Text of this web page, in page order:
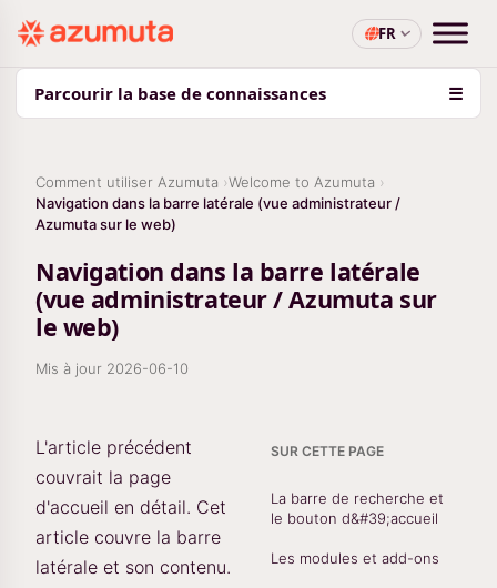
FR
Parcourir la base de connaissances ☰
Comment utiliser Azumuta
Welcome to Azumuta
Navigation dans la barre latérale (vue administrateur /
Azumuta sur le web)
Navigation dans la barre latérale
(vue administrateur / Azumuta sur
le web)
Mis à jour 2026-06-10
L'article précédent
couvrait la page
d'accueil en détail. Cet
article couvre la barre
latérale et son contenu.
SUR CETTE PAGE
La barre de recherche et
le bouton d&#39;accueil
Les modules et add-ons